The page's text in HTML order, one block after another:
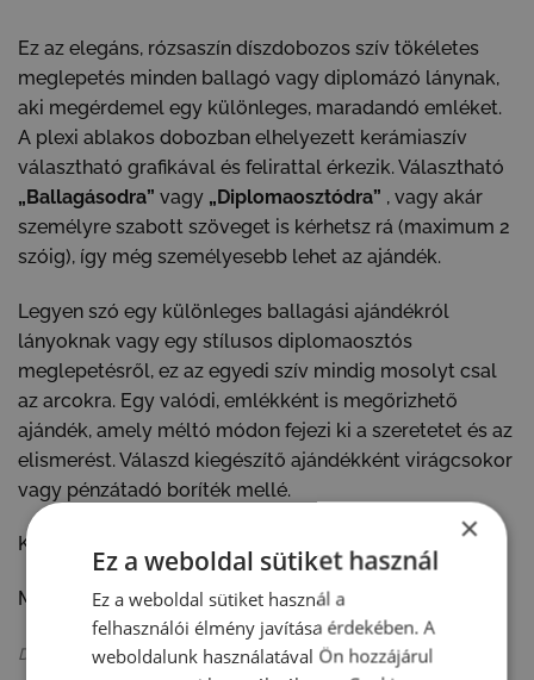
Ez az elegáns, rózsaszín díszdobozos szív tökéletes
meglepetés minden ballagó vagy diplomázó lánynak,
aki megérdemel egy különleges, maradandó emléket.
A plexi ablakos dobozban elhelyezett kerámiaszív
választható grafikával és felirattal érkezik. Választható
„Ballagásodra” vagy „Diplomaosztódra” , vagy akár
személyre szabott szöveget is kérhetsz rá (maximum 2
szóig), így még személyesebb lehet az ajándék.
Legyen szó egy különleges ballagási ajándékról
lányoknak vagy egy stílusos diplomaosztós
meglepetésről, ez az egyedi szív mindig mosolyt csal
az arcokra. Egy valódi, emlékként is megőrizhető
ajándék, amely méltó módon fejezi ki a szeretetet és az
elismerést. Válaszd kiegészítő ajándékként virágcsokor
vagy pénzátadó boríték mellé.
Kérhető egyedi felirattal (max. 2 szó)
Mérete: 11x11x4 cm.
Dobozaink sérülteket foglalkoztató üzemben készülnek.
×
Ez a weboldal sütiket használ
Ez a weboldal sütiket használ a
felhasználói élmény javítása érdekében. A
weboldalunk használatával Ön hozzájárul